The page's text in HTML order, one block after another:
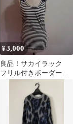
¥3,000
良品！サカイラック
フリル付きボーダータ
ンクトップ 2